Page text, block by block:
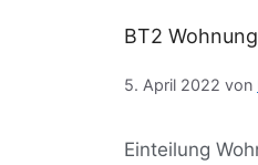
BT2
5. April 2022 von
Einteilung